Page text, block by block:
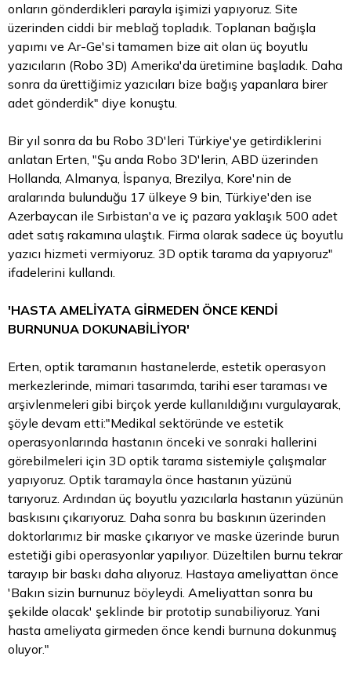
onların gönderdikleri parayla işimizi yapıyoruz. Site
üzerinden ciddi bir meblağ topladık. Toplanan bağışla
yapımı ve Ar-Ge'si tamamen bize ait olan üç boyutlu
yazıcıların (Robo 3D) Amerika'da üretimine başladık. Daha
sonra da ürettiğimiz yazıcıları bize bağış yapanlara birer
adet gönderdik" diye konuştu.
Bir yıl sonra da bu Robo 3D'leri Türkiye'ye getirdiklerini
anlatan Erten, "Şu anda Robo 3D'lerin, ABD üzerinden
Hollanda, Almanya, İspanya, Brezilya, Kore'nin de
aralarında bulunduğu 17 ülkeye 9 bin, Türkiye'den ise
Azerbaycan ile Sırbistan'a ve iç pazara yaklaşık 500 adet
adet satış rakamına ulaştık. Firma olarak sadece üç boyutlu
yazıcı hizmeti vermiyoruz. 3D optik tarama da yapıyoruz"
ifadelerini kullandı.
'HASTA AMELİYATA GİRMEDEN ÖNCE KENDİ
BURNUNUA DOKUNABİLİYOR'
Erten, optik taramanın hastanelerde, estetik operasyon
merkezlerinde, mimari tasarımda, tarihi eser taraması ve
arşivlenmeleri gibi birçok yerde kullanıldığını vurgulayarak,
şöyle devam etti:"Medikal sektöründe ve estetik
operasyonlarında hastanın önceki ve sonraki hallerini
görebilmeleri için 3D optik tarama sistemiyle çalışmalar
yapıyoruz. Optik taramayla önce hastanın yüzünü
tarıyoruz. Ardından üç boyutlu yazıcılarla hastanın yüzünün
baskısını çıkarıyoruz. Daha sonra bu baskının üzerinden
doktorlarımız bir maske çıkarıyor ve maske üzerinde burun
estetiği gibi operasyonlar yapılıyor. Düzeltilen burnu tekrar
tarayıp bir baskı daha alıyoruz. Hastaya ameliyattan önce
'Bakın sizin burnunuz böyleydi. Ameliyattan sonra bu
şekilde olacak' şeklinde bir prototip sunabiliyoruz. Yani
hasta ameliyata girmeden önce kendi burnuna dokunmuş
oluyor."